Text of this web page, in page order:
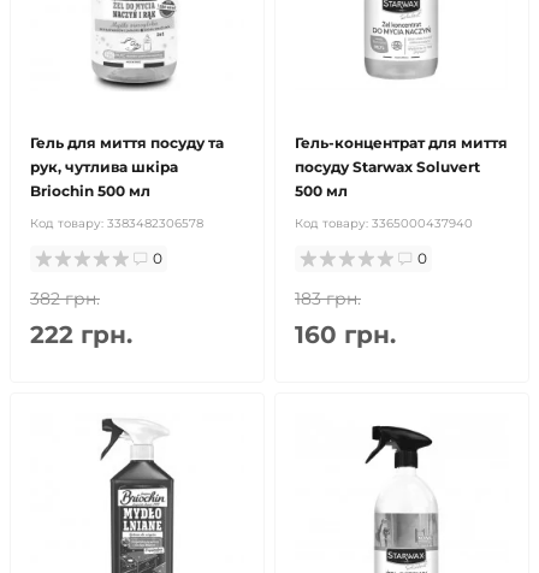
Гель для миття посуду та
рук, чутлива шкіра
Briochin 500 мл
Код товару: 3383482306578
0
382 грн.
222 грн.
Гель-концентрат для миття
посуду Starwax Soluvert
500 мл
Код товару: 3365000437940
0
183 грн.
160 грн.